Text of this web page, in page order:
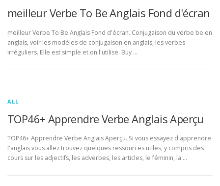
meilleur Verbe To Be Anglais Fond d'écran
meilleur Verbe To Be Anglais Fond d'écran. Conjugaison du verbe be en
anglais, voir les modèles de conjugaison en anglais, les verbes
irréguliers. Elle est simple et on l'utilise. Buy …
ALL
TOP46+ Apprendre Verbe Anglais Aperçu
TOP46+ Apprendre Verbe Anglais Aperçu. Si vous essayez d'apprendre
l'anglais vous allez trouvez quelques ressources utiles, y compris des
cours sur les adjectifs, les adverbes, les articles, le féminin, la …